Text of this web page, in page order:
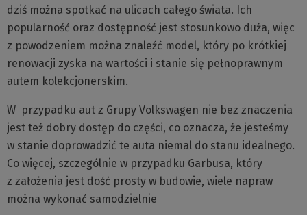
dziś można spotkać na ulicach całego świata. Ich
popularność oraz dostępność jest stosunkowo duża, więc
z powodzeniem można znaleźć model, który po krótkiej
renowacji zyska na wartości i stanie się pełnoprawnym
autem kolekcjonerskim.
W przypadku aut z Grupy Volkswagen nie bez znaczenia
jest też dobry dostęp do części, co oznacza, że jesteśmy
w stanie doprowadzić te auta niemal do stanu idealnego.
Co więcej, szczególnie w przypadku Garbusa, który
z założenia jest dość prosty w budowie, wiele napraw
można wykonać samodzielnie